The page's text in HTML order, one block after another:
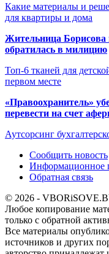
Какие материалы и
для квартиры и дома
Жительница
обратилась в милицию
Топ-6 тканей для
первом месте
«Правоохранитель»
перевести на счет
Аутсорсинг
Сообщить новость
Информационное
Обратная связь
© 2026 -
Любое копирование
только с обратной
Все материалы
источников и других